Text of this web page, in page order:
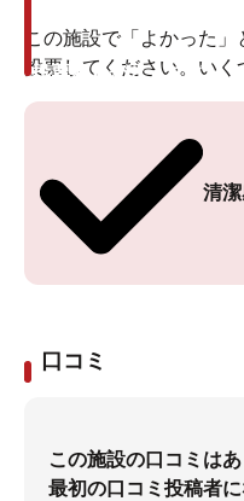
この施設で「よかった
投票してください。いく
清
投票ありがとうございま
口コミ
この施設の口コミはあ
最初の口コミ投稿者